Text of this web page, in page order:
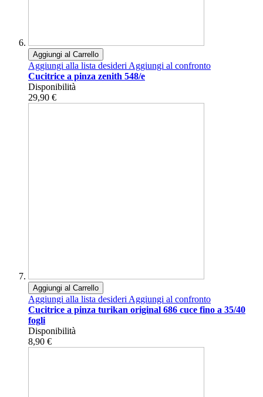
Aggiungi al Carrello
Aggiungi alla lista desideriAggiungi al confronto
Cucitrice a pinza zenith 548/e
Disponibilità
29,90 €
Aggiungi al Carrello
Aggiungi alla lista desideriAggiungi al confronto
Cucitrice a pinza turikan original 686 cuce fino a 35/40
fogli
Disponibilità
8,90 €